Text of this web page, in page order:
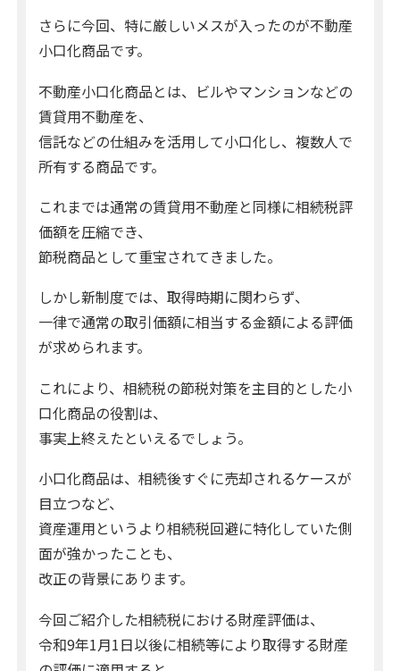
さらに今回、特に厳しいメスが入ったのが不動産
小口化商品です。
不動産小口化商品とは、ビルやマンションなどの
賃貸用不動産を、
信託などの仕組みを活用して小口化し、複数人で
所有する商品です。
これまでは通常の賃貸用不動産と同様に相続税評
価額を圧縮でき、
節税商品として重宝されてきました。
しかし新制度では、取得時期に関わらず、
一律で通常の取引価額に相当する金額による評価
が求められます。
これにより、相続税の節税対策を主目的とした小
口化商品の役割は、
事実上終えたといえるでしょう。
小口化商品は、相続後すぐに売却されるケースが
目立つなど、
資産運用というより相続税回避に特化していた側
面が強かったことも、
改正の背景にあります。
今回ご紹介した相続税における財産評価は、
令和9年1月1日以後に相続等により取得する財産